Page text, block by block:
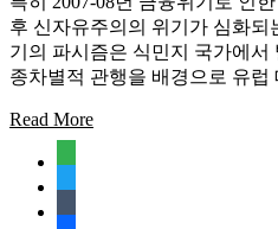
후 신자유주의의 위기가 심화되
기의 파시즘은 식민지 국가에서
종차별적 관행을 배경으로 유
Read More